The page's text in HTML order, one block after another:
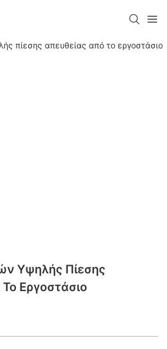
Υψηλής Πίεσης
Εργοστάσιο